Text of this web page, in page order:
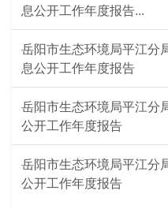
息公开工作年度报告...
岳阳市生态环境局平江分
息公开工作年度报告
岳阳市生态环境局平江分
公开工作年度报告
岳阳市生态环境局平江分
公开工作年度报告